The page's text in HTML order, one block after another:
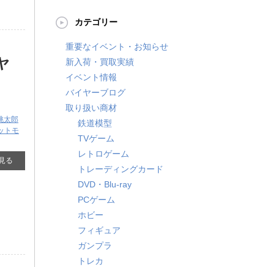
太郎
トモ
る
カテゴリー
重要なイベント・お知らせ
新入荷・買取実績
イベント情報
バイヤーブログ
取り扱い商材
鉄道模型
TVゲーム
レトロゲーム
トレーディングカード
DVD・Blu-ray
PCゲーム
ホビー
フィギュア
ガンプラ
トレカ